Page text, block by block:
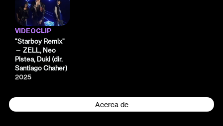
Acerca de
VIDEOCLIP
"Starboy Remix"
— ZELL, Neo
Pistea, Duki (dir.
Santiago Chaher)
2025